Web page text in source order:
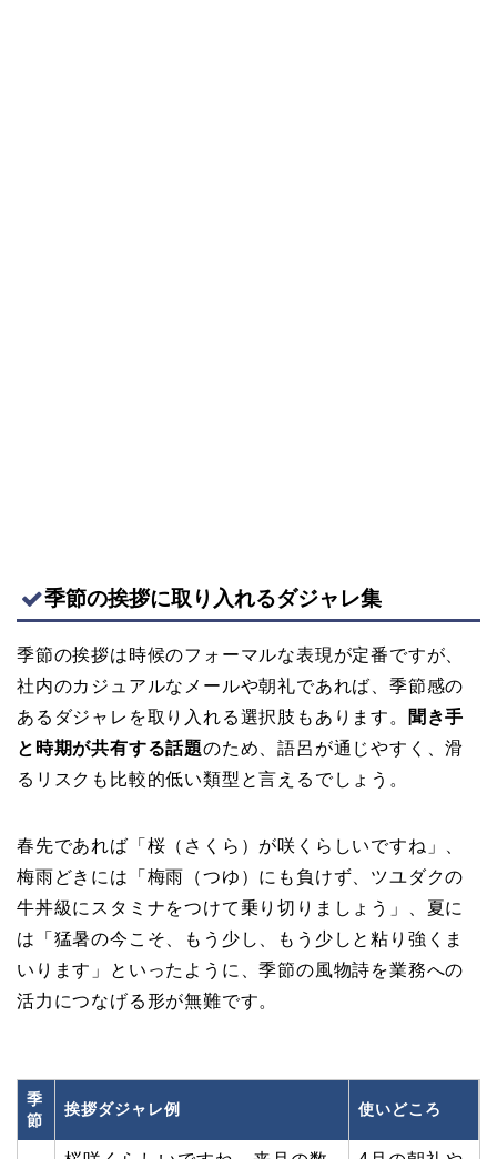
季節の挨拶に取り入れるダジャレ集
季節の挨拶は時候のフォーマルな表現が定番ですが、
社内のカジュアルなメールや朝礼であれば、季節感の
あるダジャレを取り入れる選択肢もあります。
聞き手
と時期が共有する話題のため、語呂が通じやすく、滑
るリスクも比較的低い類型と言えるでしょう。
春先であれば「桜（さくら）が咲くらしいですね」、
梅雨どきには「梅雨（つゆ）にも負けず、ツユダクの
牛丼級にスタミナをつけて乗り切りましょう」、夏に
は「猛暑の今こそ、もう少し、もう少しと粘り強くま
いります」といったように、季節の風物詩を業務への
活力につなげる形が無難です。
季
節
挨拶ダジャレ例 使いどころ